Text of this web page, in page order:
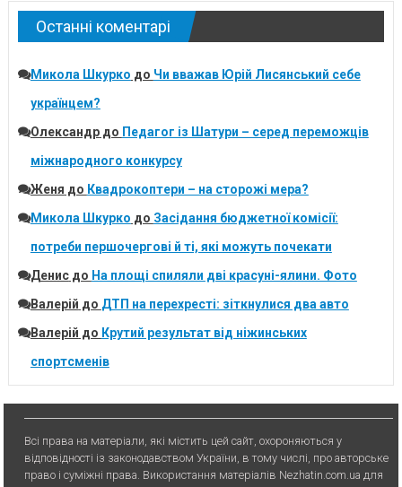
Останні коментарі
Микола Шкурко до Чи вважав Юрій Лисянський себе
українцем?
Олександрдо Педагог із Шатури – серед переможців
міжнародного конкурсу
Женя до Квадрокоптери – на сторожі мера?
Микола Шкурко до Засідання бюджетної комісії:
потреби першочергові й ті, які можуть почекати
Денисдо На площі спиляли дві красуні-ялини. Фото
Валерій до ДТП на перехресті: зіткнулися два авто
Валерій до Крутий результат від ніжинських
спортсменів
Всі права на матеріали, які містить цей сайт, охороняються у
відповідності із законодавством України, в тому числі, про авторське
право і суміжні права. Використання матерiалiв Nezhatin.com.ua для